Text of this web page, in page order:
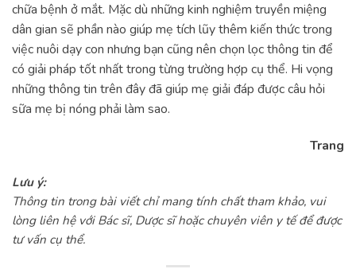
chữa bệnh ở mắt. Mặc dù những kinh nghiệm truyền miệng
dân gian sẽ phần nào giúp mẹ tích lũy thêm kiến thức trong
việc nuôi dạy con nhưng bạn cũng nên chọn lọc thông tin để
có giải pháp tốt nhất trong từng trường hợp cụ thể. Hi vọng
những thông tin trên đây đã giúp mẹ giải đáp được câu hỏi
sữa mẹ bị nóng phải làm sao.
Trang
Lưu ý:
Thông tin trong bài viết chỉ mang tính chất tham khảo, vui
lòng liên hệ với Bác sĩ, Dược sĩ hoặc chuyên viên y tế để được
tư vấn cụ thể.